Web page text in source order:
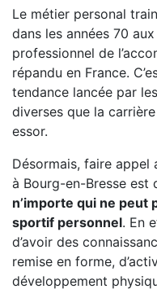
Le métier personal
dans les années 70
professionnel de
répandu en France.
tendance lancée par
diverses que la
essor.
Désormais, faire appel
à Bourg-en-Bresse est
n’importe qui ne peut
sportif personnel. En
d’avoir des
remise en forme,
développement